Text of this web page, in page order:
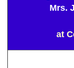
Mrs.
at